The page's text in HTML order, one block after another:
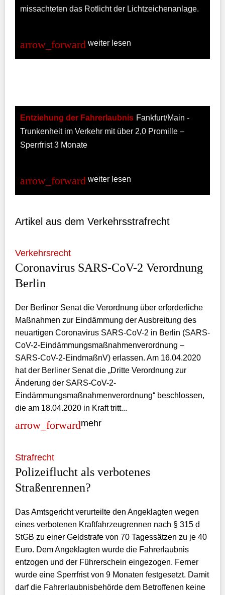
missachteten das Rotlicht der Lichtzeichenanlage.
weiter lesen
Entziehung der Fahrerlaubnis Fankfurt/Main -
Trunkenheit im Verkehr mit über 2,0 Promille –
Sperrfrist 3 Monate
weiter lesen
Artikel aus dem Verkehrsstrafrecht
Verkehrsrecht
Coronavirus SARS-CoV-2 Verordnung
Berlin
Der Berliner Senat die Verordnung über erforderliche
Maßnahmen zur Eindämmung der Ausbreitung des
neuartigen Coronavirus SARS-CoV-2 in Berlin (SARS-
CoV-2-Eindämmungsmaßnahmenverordnung –
SARS-CoV-2-EindmaßnV) erlassen. Am 16.04.2020
hat der Berliner Senat die „Dritte Verordnung zur
Änderung der SARS-CoV-2-
Eindämmungsmaßnahmenverordnung“ beschlossen,
die am 18.04.2020 in Kraft tritt...
mehr
Strafrecht
Polizeiflucht als verbotenes
Straßenrennen?
Das Amtsgericht verurteilte den Angeklagten wegen
eines verbotenen Kraftfahrzeugrennen nach § 315 d
StGB zu einer Geldstrafe von 70 Tagessätzen zu je 40
Euro. Dem Angeklagten wurde die Fahrerlaubnis
entzogen und der Führerschein eingezogen. Ferner
wurde eine Sperrfrist von 9 Monaten festgesetzt. Damit
darf die Fahrerlaubnisbehörde dem Betroffenen keine